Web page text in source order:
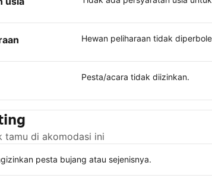
Hewan peliharaan tidak
Pesta/acara tidak diizinkan.
tamu di akomodasi ini
pesta bujang atau sejenisnya.